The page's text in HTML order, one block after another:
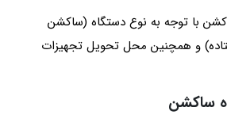
با توجه به نوع دستگاه (ساکشن
و همچنین محل تحویل تجهیزات
ساکشن